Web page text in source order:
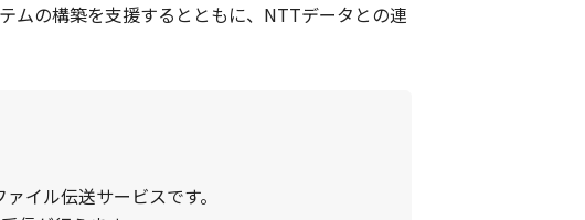
ムの構築を支援するとともに、NTTデータとの連
イル伝送サービスです。